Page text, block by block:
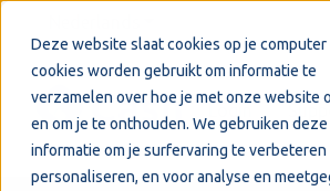
Deze website slaat cookies op je computer
cookies worden gebruikt om informatie te
verzamelen over hoe je met onze website
en om je te onthouden. We gebruiken deze
informatie om je surfervaring te verbeteren
personaliseren, en voor analyse en